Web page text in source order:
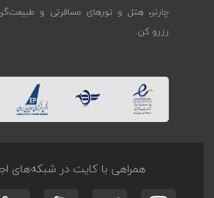
چارتر، هتل و تورهای مسافرتی و
رزرو کن.
همراهی با کایت در شبکه‌های